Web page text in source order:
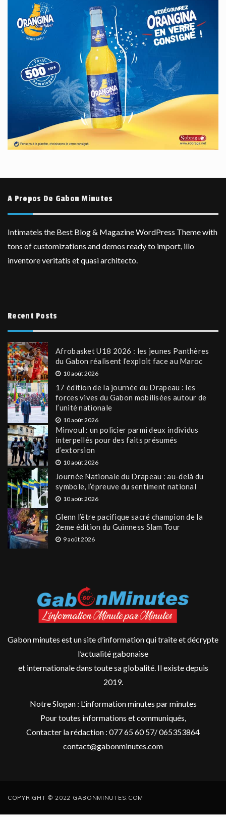
A Propos De Gabon Minutes
Intimateis the Best Blog & Magazine WordPress Theme with
tons of customizations and demos ready to import, illo
inventore veritatis et quasi architecto.
Recent Posts
Afrobasket U18 2026 : les jeunes Panthères
du Gabon réalisent l’exploit face au Maroc
10 août 2026
17 édition de la journée du Drapeau : les
forces vives du Gabon mobilisées autour de
l’unité nationale
10 août 2026
Minvoul : un policier parmi deux individus
interpellés pour des faits présumés
d’extorsion
10 août 2026
Journée Nationale du Drapeau : au-delà du
symbole, l’épreuve du sentiment national
10 août 2026
Glenn l’être pacifique sacré champion de la
2eme édition du Guinness Slam Tour
9 août 2026
Gabon minutes est un site d’information qui traite et décrypte
l’actualité gabonaise
et internationale dans toute sa globalité. Il existe depuis
2019.
Notre Slogan : L’information minutes par minutes
Pour toutes informations et communiqués,
Contacter la rédaction : 077 65 60 57/ 065353864
contact@gabonminutes.com
COPYRIGHT © 2022 GABONMINUTES.COM